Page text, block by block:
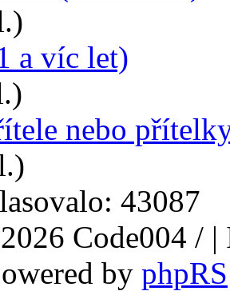
a víc let)
nebo
43087
Code004 / |
by phpRS